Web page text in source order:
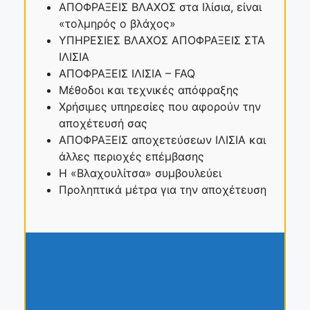
ΑΠΟΦΡΑΞΕΙΣ ΒΛΑΧΟΣ στα Ιλίσια, είναι
«τολμηρός ο βλάχος»
ΥΠΗΡΕΣΙΕΣ ΒΛΑΧΟΣ ΑΠΟΦΡΑΞΕΙΣ ΣΤΑ
ΙΛΙΣΙΑ
ΑΠΟΦΡΑΞΕΙΣ ΙΛΙΣΙΑ – FAQ
Μέθοδοι και τεχνικές απόφραξης
Χρήσιμες υπηρεσίες που αφορούν την
αποχέτευσή σας
ΑΠΟΦΡΑΞΕΙΣ αποχετεύσεων ΙΛΙΣΙΑ και
άλλες περιοχές επέμβασης
Η «Βλαχουλίτσα» συμβουλεύει
Προληπτικά μέτρα για την αποχέτευση